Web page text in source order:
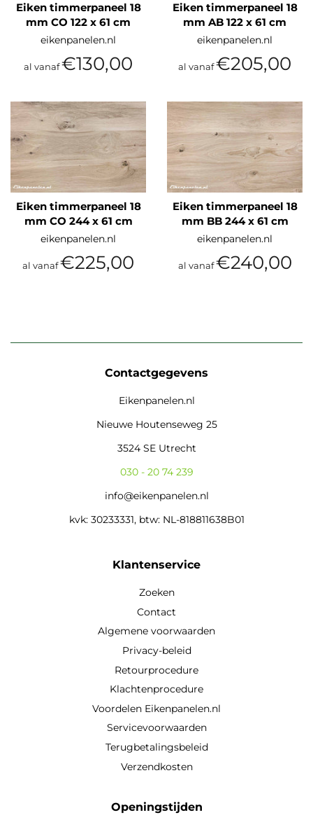
Eiken timmerpaneel 18
mm CO 122 x 61 cm
eikenpanelen.nl
al vanaf €130,00
Eiken timmerpaneel 18
mm AB 122 x 61 cm
eikenpanelen.nl
al vanaf €205,00
Eiken timmerpaneel 18
mm CO 244 x 61 cm
eikenpanelen.nl
al vanaf €225,00
Eiken timmerpaneel 18
mm BB 244 x 61 cm
eikenpanelen.nl
al vanaf €240,00
Contactgegevens
Eikenpanelen.nl
Nieuwe Houtenseweg 25
3524 SE Utrecht
030 - 20 74 239
info@eikenpanelen.nl
kvk: 30233331, btw: NL-818811638B01
Klantenservice
Zoeken
Contact
Algemene voorwaarden
Privacy-beleid
Retourprocedure
Klachtenprocedure
Voordelen Eikenpanelen.nl
Servicevoorwaarden
Terugbetalingsbeleid
Verzendkosten
Openingstijden